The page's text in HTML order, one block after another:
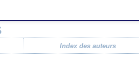
Index des auteurs